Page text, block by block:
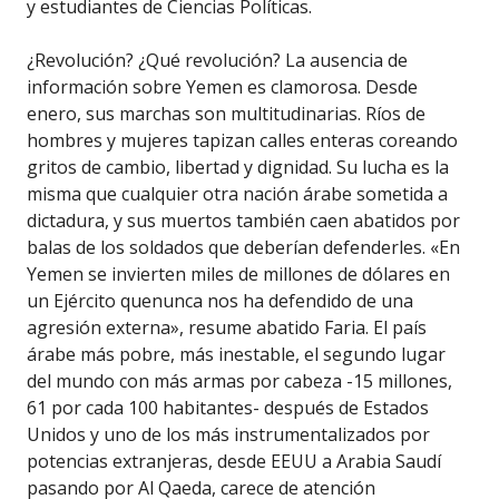
y estudiantes de Ciencias Políticas.
¿Revolución? ¿Qué revolución? La ausencia de
información sobre Yemen es clamorosa. Desde
enero, sus marchas son multitudinarias. Ríos de
hombres y mujeres tapizan calles enteras coreando
gritos de cambio, libertad y dignidad. Su lucha es la
misma que cualquier otra nación árabe sometida a
dictadura, y sus muertos también caen abatidos por
balas de los soldados que deberían defenderles. «En
Yemen se invierten miles de millones de dólares en
un Ejército quenunca nos ha defendido de una
agresión externa», resume abatido Faria. El país
árabe más pobre, más inestable, el segundo lugar
del mundo con más armas por cabeza -15 millones,
61 por cada 100 habitantes- después de Estados
Unidos y uno de los más instrumentalizados por
potencias extranjeras, desde EEUU a Arabia Saudí
pasando por Al Qaeda, carece de atención